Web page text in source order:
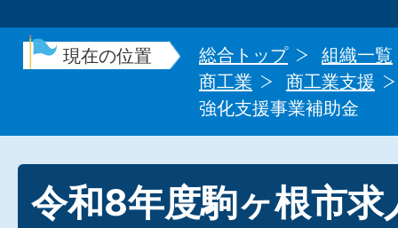
現在の位置 総合トップ
組織一覧
商工業
商工業支援
強化支援事業補助金
令和8年度駒ヶ根市求